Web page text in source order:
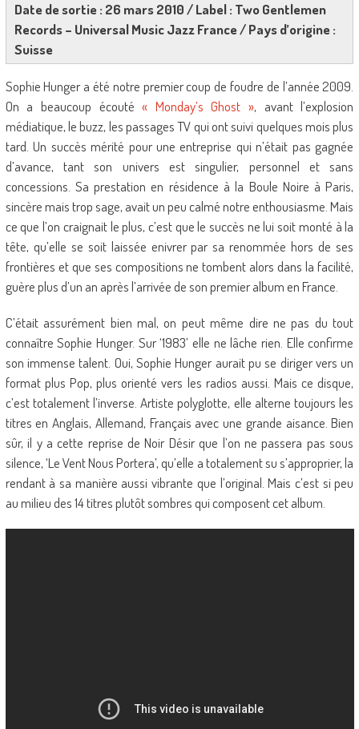
Date de sortie : 26 mars 2010 / Label : Two Gentlemen
Records – Universal Music Jazz France / Pays d’origine :
Suisse
Sophie Hunger a été notre premier coup de foudre de l’année 2009.
On a beaucoup écouté« Monday’s Ghost », avant l’explosion
médiatique, le buzz, les passages TV qui ont suivi quelques mois plus
tard. Un succès mérité pour une entreprise qui n’était pas gagnée
d’avance, tant son univers est singulier, personnel et sans
concessions. Sa prestation en résidence à la Boule Noire à Paris,
sincère mais trop sage, avait un peu calmé notre enthousiasme. Mais
ce que l’on craignait le plus, c’est que le succès ne lui soit monté à la
tête, qu’elle se soit laissée enivrer par sa renommée hors de ses
frontières et que ses compositions ne tombent alors dans la facilité,
guère plus d’un an après l’arrivée de son premier album en France.
C’était assurément bien mal, on peut même dire ne pas du tout
connaître Sophie Hunger. Sur ‘1983’ elle ne lâche rien. Elle confirme
son immense talent. Oui, Sophie Hunger aurait pu se diriger vers un
format plus Pop, plus orienté vers les radios aussi. Mais ce disque,
c’est totalement l’inverse. Artiste polyglotte, elle alterne toujours les
titres en Anglais, Allemand, Français avec une grande aisance. Bien
sûr, il y a cette reprise de Noir Désir que l’on ne passera pas sous
silence, ‘Le Vent Nous Portera’, qu’elle a totalement su s’approprier, la
rendant à sa manière aussi vibrante que l’original. Mais c’est si peu
au milieu des 14 titres plutôt sombres qui composent cet album.